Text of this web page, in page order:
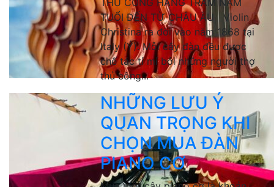
THỦ CÔNG HÀNG TRĂM NĂM
TUỔI ĐẾN TỪ CHÂU ÂU Violin
Christina ra đời vào năm 1868 tại
Italy (Ý). Mỗi cây đàn đều được
chế tác tỉ mỉ bởi những người thợ
thủ công...
NHỮNG LƯU Ý
QUAN TRỌNG KHI
CHỌN MUA ĐÀN
PIANO CƠ